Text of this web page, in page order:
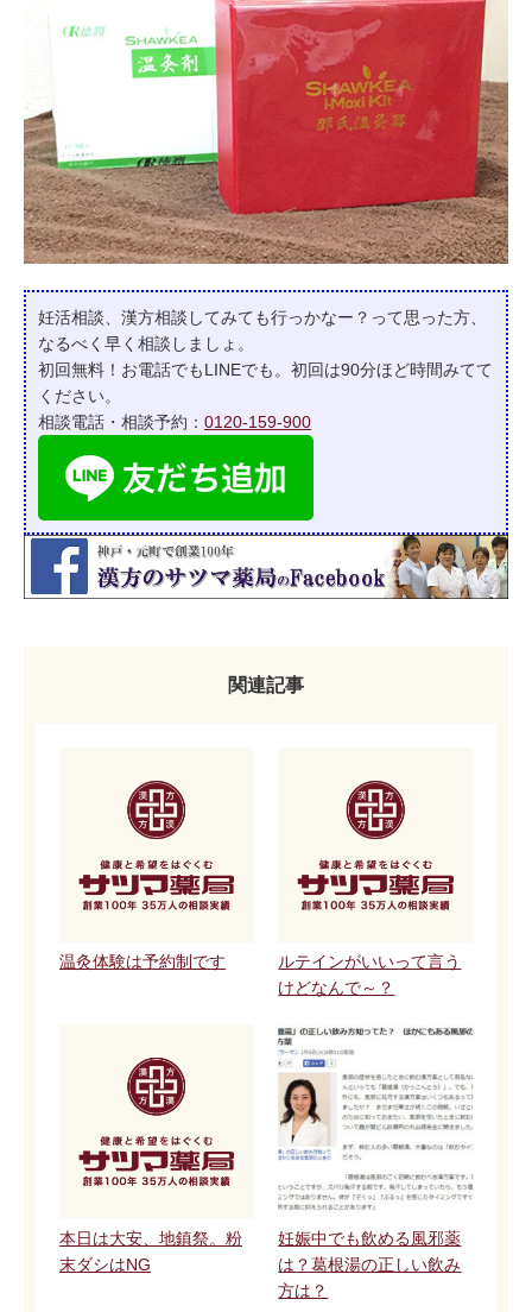
妊活相談、漢方相談してみても行っかなー？って思った方、
なるべく早く相談しましょ。
初回無料！お電話でもLINEでも。初回は90分ほど時間みてて
ください。
相談電話・相談予約： 0120-159-900
関連記事
温灸体験は予約制です
ルテインがいいって言う
けどなんで～？
本日は大安、地鎮祭。粉
末ダシはNG
妊娠中でも飲める風邪薬
は？葛根湯の正しい飲み
方は？